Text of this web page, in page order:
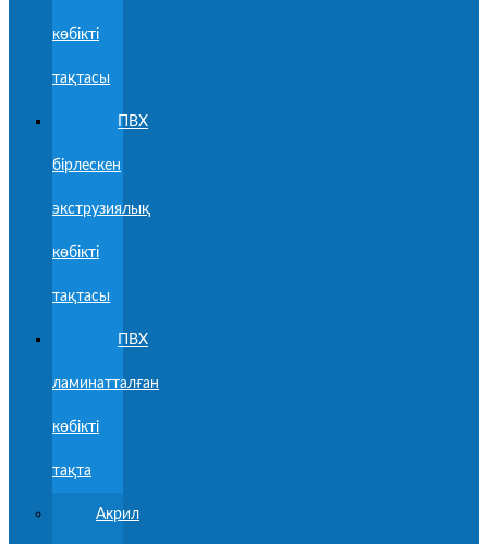
көбікті
тақтасы
ПВХ
бірлескен
экструзиялық
көбікті
тақтасы
ПВХ
ламинатталған
көбікті
тақта
Акрил